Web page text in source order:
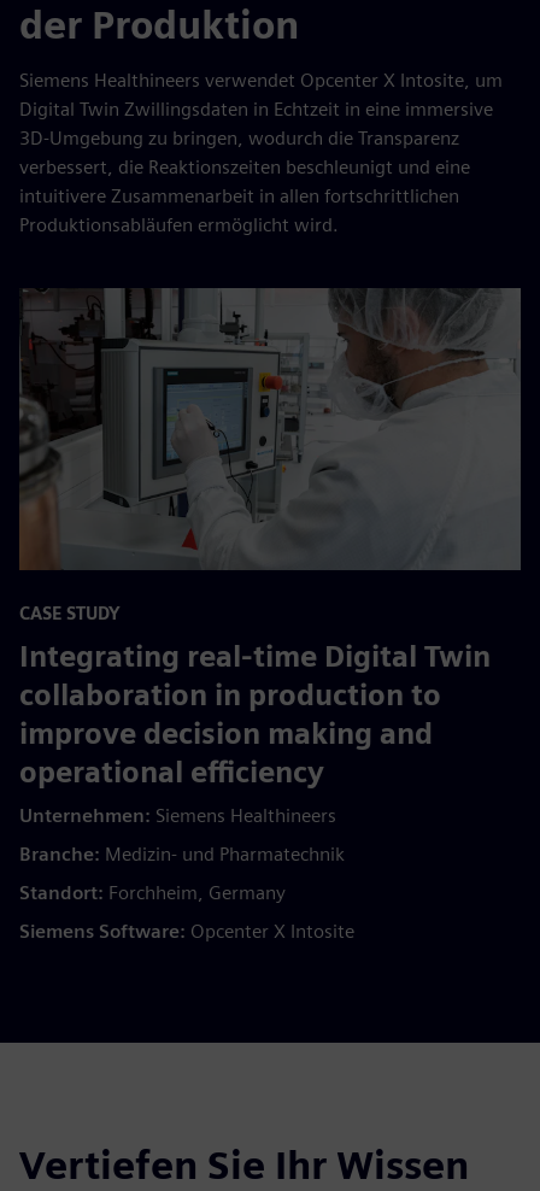
der Produktion
Siemens Healthineers verwendet Opcenter X Intosite, um
Digital Twin Zwillingsdaten in Echtzeit in eine immersive
3D-Umgebung zu bringen, wodurch die Transparenz
verbessert, die Reaktionszeiten beschleunigt und eine
intuitivere Zusammenarbeit in allen fortschrittlichen
Produktionsabläufen ermöglicht wird.
CASE STUDY
Integrating real-time Digital Twin
collaboration in production to
improve decision making and
operational efficiency
Unternehmen: Siemens Healthineers
Branche: Medizin- und Pharmatechnik
Standort: Forchheim, Germany
Siemens Software: Opcenter X Intosite
Vertiefen Sie Ihr Wissen